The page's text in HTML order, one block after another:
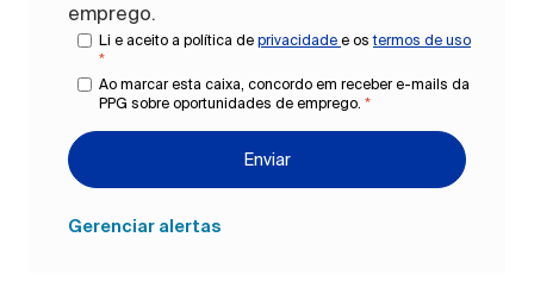
emprego.
Li e aceito a política de privacidade e ostermos de uso
*
Ao marcar esta caixa, concordo em receber e-mails da
PPG sobre oportunidades de emprego. *
Enviar
Gerenciar alertas